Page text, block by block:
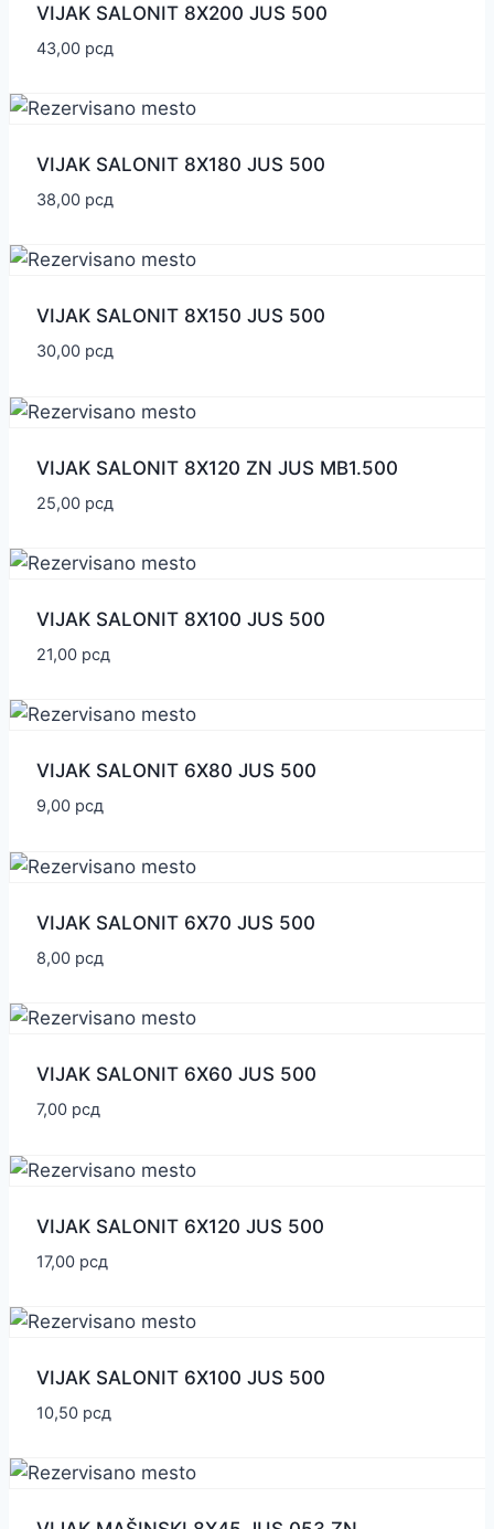
VIJAK SALONIT 8X200 JUS 500
43,00 рсд
VIJAK SALONIT 8X180 JUS 500
38,00 рсд
VIJAK SALONIT 8X150 JUS 500
30,00 рсд
VIJAK SALONIT 8X120 ZN JUS MB1.500
25,00 рсд
VIJAK SALONIT 8X100 JUS 500
21,00 рсд
VIJAK SALONIT 6X80 JUS 500
9,00 рсд
VIJAK SALONIT 6X70 JUS 500
8,00 рсд
VIJAK SALONIT 6X60 JUS 500
7,00 рсд
VIJAK SALONIT 6X120 JUS 500
17,00 рсд
VIJAK SALONIT 6X100 JUS 500
10,50 рсд